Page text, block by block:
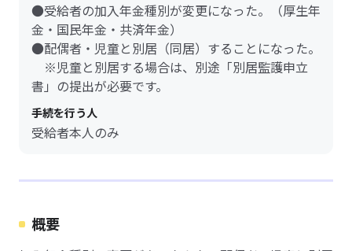
●受給者の加入年金種別が変更になった。（厚生年
金・国民年金・共済年金）
●配偶者・児童と別居（同居）することになった。
※児童と別居する場合は、別途「別居監護申立
書」の提出が必要です。
手続を行う人
受給者本人のみ
概要